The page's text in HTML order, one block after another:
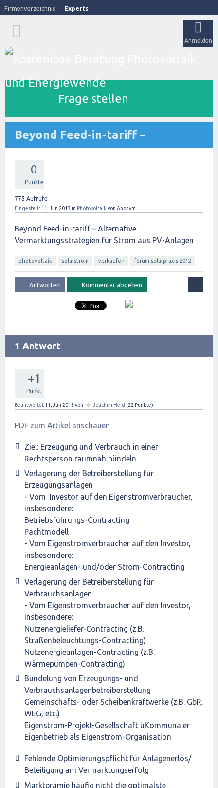
Firmenverzeichnis Experts
Anmelden
Frage stellen
Beyond Feed-in-tariff –
0
Punkte
775 Aufrufe
Eingestellt 11, Jun 2013 in Photovoltaik von Anonym
Beyond Feed-in-tariff – Alternative
Vermarktungsstrategien für Strom aus PV-Anlagen
photovoltaik solarstrom verkaufen forum-solarpraxis-2012
1 Antwort
+1
Punkt
Beantwortet 11, Jun 2013 von ✦ Joachim Held (22 Punkte)
PDF zum Artikel anschauen
Ziel: Erzeugung und Verbrauch in einer
Rechtsperson raumnah bündeln
Verlagerung der Betreiberstellung für
Erzeugungsanlagen
- Vom Investor auf den Eigenstromverbraucher,
insbesondere:
Betriebsführungs-Contracting
Pachtmodell
- Vom Eigenstromverbraucher auf den Investor,
insbesondere:
Energieanlagen- und/oder Strom-Contracting
Verlagerung der Betreiberstellung für
Verbrauchsanlagen
- Vom Eigenstromverbraucher auf den Investor,
insbesondere:
Nutzenergieliefer-Contracting (z.B.
Straßenbeleuchtungs-Contracting)
Nutzenergieanlagen-Contracting (z.B.
Wärmepumpen-Contracting)
Bündelung von Erzeugungs- und
Verbrauchsanlagenbetreiberstellung
Gemeinschafts- oder Scheibenkraftwerke (z.B. GbR,
WEG, etc.)
Eigenstrom-Projekt-Gesellschaft üKommunaler
Eigenbetrieb als Eigenstrom-Organisation
Fehlende Optimierungspflicht für Anlagenerlös/
Beteiligung am Vermarktungserfolg
Marktprämie häufig nicht die optimalste